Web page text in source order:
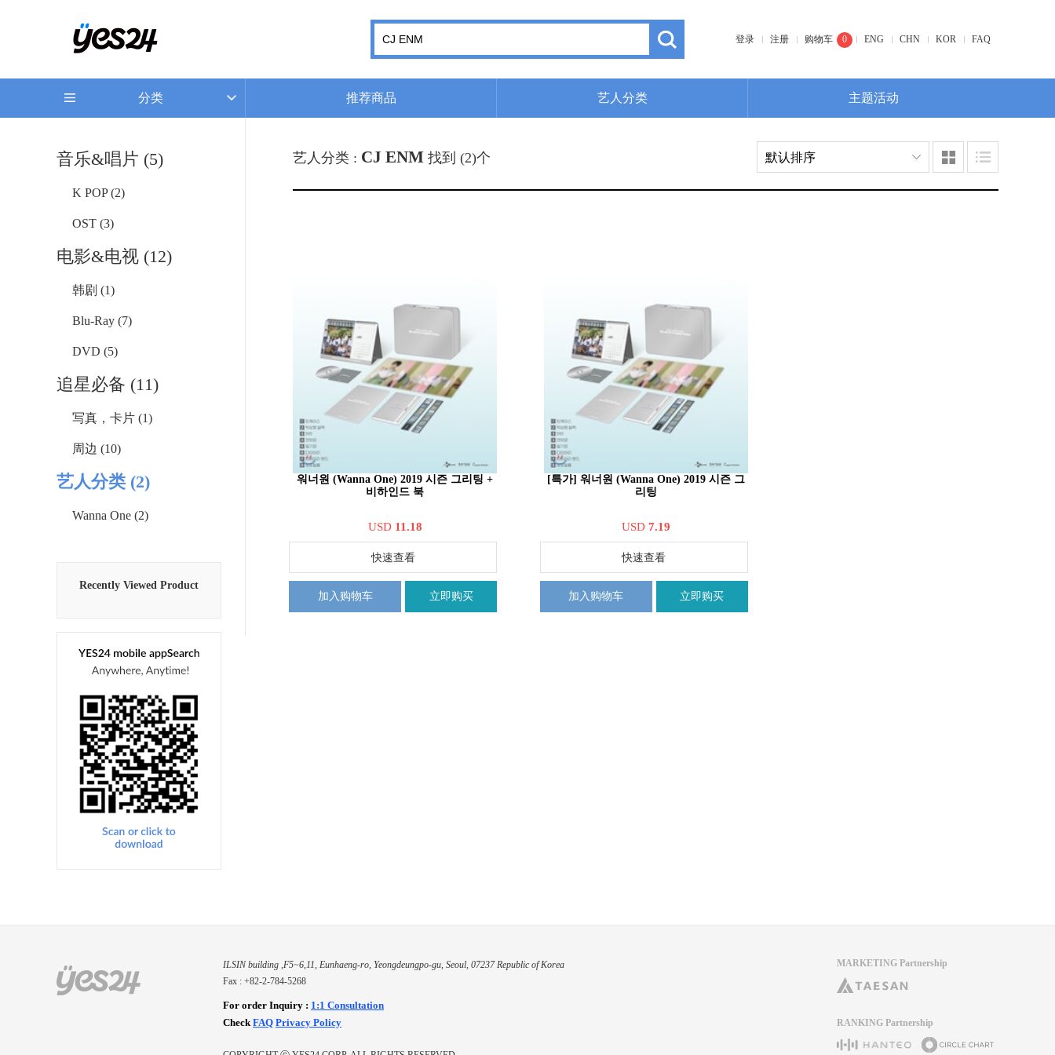
登录 注册 购物车 0 ENG CHN KOR FAQ
分类 推荐商品 艺人分类 主题活动
音乐&唱片 (5)
K POP (2)
OST (3)
电影&电视 (12)
韩剧 (1)
Blu-Ray (7)
DVD (5)
追星必备 (11)
写真，卡片 (1)
周边 (10)
艺人分类 (2)
Wanna One (2)
Recently Viewed Product
艺人分类 : CJ ENM 找到 (2)个
워너원 (Wanna One) 2019 시즌 그리팅 +
비하인드 북
USD 11.18
快速查看
加入购物车 立即购买
[특가] 워너원 (Wanna One) 2019 시즌 그
리팅
USD 7.19
快速查看
加入购物车 立即购买
ILSIN building ,F5~6,11, Eunhaeng-ro, Yeongdeungpo-gu, Seoul, 07237 Republic of Korea
Fax : +82-2-784-5268
For order Inquiry : 1:1 Consultation
Check FAQ Privacy Policy
MARKETING Partnership
RANKING Partnership